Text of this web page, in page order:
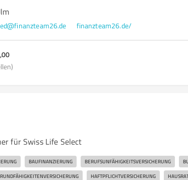
finanzteam26.de/
für Swiss Life Select
BAUFINANZIERUNG BERUFSUNFÄHIGKEITSVERSICHERUNG
HAFTPFLICHTVERSICHERUNG